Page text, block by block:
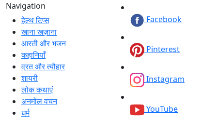
Navigation
हेल्थ टिप्स
खाना खज़ाना
आरती और भजन
कहानियाँ
व्रत और त्यौहार
शायरी
लोक कथाएं
अनमोल वचन
धर्म
Facebook
Pinterest
Instagram
YouTube